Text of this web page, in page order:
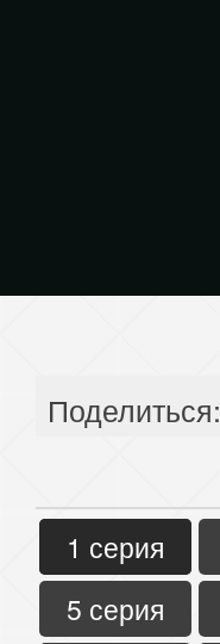
Поделиться:
1 серия
5 серия